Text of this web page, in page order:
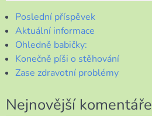
Poslední příspěvek
Aktuální informace
Ohledně babičky:
Konečně píši o stěhování
Zase zdravotní problémy
Nejnovější komentáře